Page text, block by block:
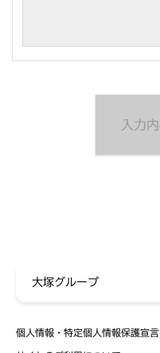
個人情報・特定個人情報保護宣言
大塚グループ